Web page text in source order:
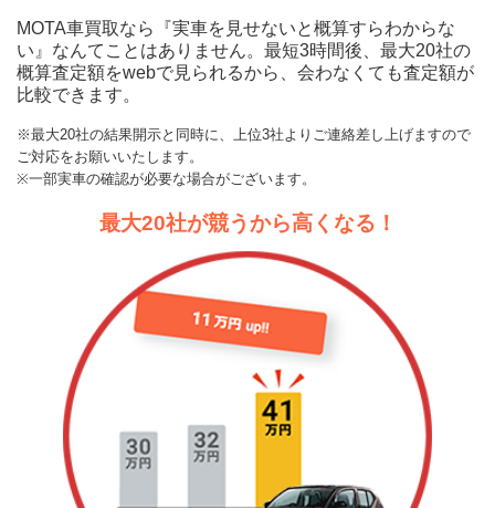
MOTA車買取なら『実車を見せないと概算すらわからな
い』なんてことはありません。最短3時間後、最大20社の
概算査定額をwebで見られるから、会わなくても査定額が
比較できます。
※最大20社の結果開示と同時に、上位3社よりご連絡差し上げますので
ご対応をお願いいたします。
※一部実車の確認が必要な場合がございます。
最大20社が競うから高くなる！